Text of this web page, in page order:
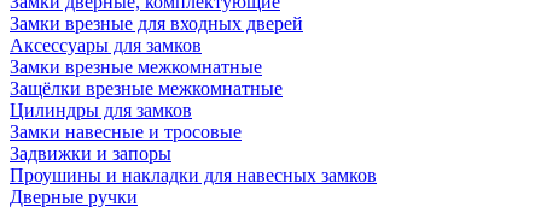
Замки врезные для входных дверей
Аксессуары для замков
Замки врезные межкомнатные
Защёлки врезные межкомнатные
Цилиндры для замков
Замки навесные и тросовые
Задвижки и запоры
Проушины и накладки для навесных замков
Дверные ручки